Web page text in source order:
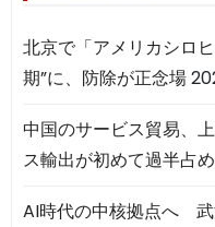
北京で「アメリカシロ
期”に、防除が正念場
中国のサービス貿易、
ス輸出が初めて過半占
AI時代の中核拠点へ